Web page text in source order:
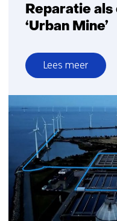
Reparatie
‘Urban Mine’
Lees meer
over
Reparatie
als
onderdeel
van
de
‘Urban
Mine’